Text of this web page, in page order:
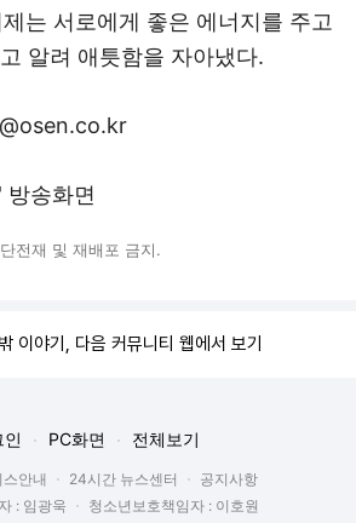
는 서로에게 좋은 에너지를 주고
알려 애틋함을 자아냈다.
송화면
전재 및 재배포 금지.
이야기, 다음 커뮤니티 웹에서 보기
인 PC화면 전체보기
안내 24시간 뉴스센터
공지사항
: 임광욱
청소년보호책임자 : 이호원